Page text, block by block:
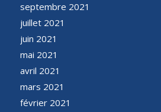
septembre 2021
juillet 2021
juin 2021
mai 2021
avril 2021
mars 2021
février 2021